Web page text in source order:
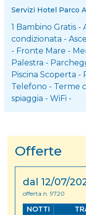
Servizi Hotel Parco
1 Bambino Gratis -
condizionata -
- Fronte Mare -
Palestra -
Piscina Scoperta -
Telefono - Terme
spiaggia - WiFi -
Offerte
dal 12/07/
offerta n. 9720
NOTTI